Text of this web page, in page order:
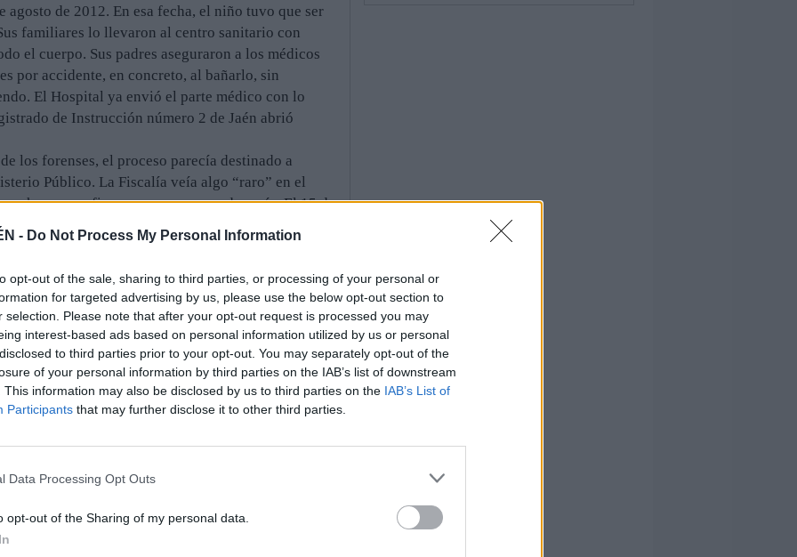
- Do Not Process My Personal Information
opt-out of the sale, sharing to third parties, or processing of your personal or
for targeted advertising by us, please use the below opt-out section to
selection. Please note that after your opt-out request is processed you may
interest-based ads based on personal information utilized by us or personal
to third parties prior to your opt-out. You may separately opt-out of the
of your personal information by third parties on the IAB’s list of downstream
This information may also be disclosed by us to third parties on the IAB’s List of
Participants that may further disclose it to other third parties.
Data Processing Opt Outs
opt-out of the Sharing of my personal data.
de 2012. En esa fecha, el niño tuvo que ser
familiares lo llevaron al centro sanitario con
el cuerpo. Sus padres aseguraron a los médicos
por accidente, en concreto, al bañarlo, sin
El Hospital ya envió el parte médico con lo
de Instrucción número 2 de Jaén abrió
los forenses, el proceso parecía destinado a
Público. La Fiscalía veía algo “raro” en el
se confirmaron unos meses después. El 15 de
Maternal. Llegó inconsciente, debido a la ingesta
tranquilizante, la benzodiacepina.
a un lavado de estómago para conseguir
volvieron a asegurar a los médicos que lo
el Hospital envió al Juzgado un nuevo informe en el
a los padres del menor y, posteriormente, a una
del pequeño. En sus declaraciones,
esta fase, su señoría ha solicitado diferentes
las heridas que presentaba la víctima y la forma
y tras más de un año de instrucción, el
el que se ordena la apertura de juicio oral, aunque
“Hay indicios racionales de criminalidad para
como autor de los hechos consistentes en la
su hijo) de lesiones que han supuesto una grave
Valdivia en su resolución.